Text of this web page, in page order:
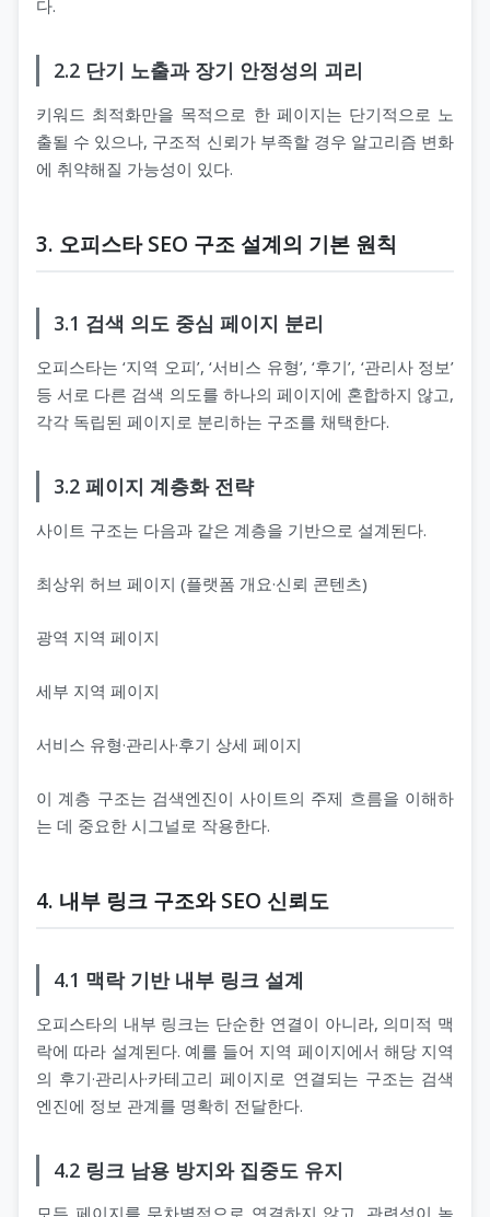
다.
2.2 단기 노출과 장기 안정성의 괴리
키워드 최적화만을 목적으로 한 페이지는 단기적으로 노
출될 수 있으나, 구조적 신뢰가 부족할 경우 알고리즘 변화
에 취약해질 가능성이 있다.
3. 오피스타 SEO 구조 설계의 기본 원칙
3.1 검색 의도 중심 페이지 분리
오피스타는 ‘지역 오피’, ‘서비스 유형’, ‘후기’, ‘관리사 정보’
등 서로 다른 검색 의도를 하나의 페이지에 혼합하지 않고,
각각 독립된 페이지로 분리하는 구조를 채택한다.
3.2 페이지 계층화 전략
사이트 구조는 다음과 같은 계층을 기반으로 설계된다.
최상위 허브 페이지 (플랫폼 개요·신뢰 콘텐츠)
광역 지역 페이지
세부 지역 페이지
서비스 유형·관리사·후기 상세 페이지
이 계층 구조는 검색엔진이 사이트의 주제 흐름을 이해하
는 데 중요한 시그널로 작용한다.
4. 내부 링크 구조와 SEO 신뢰도
4.1 맥락 기반 내부 링크 설계
오피스타의 내부 링크는 단순한 연결이 아니라, 의미적 맥
락에 따라 설계된다. 예를 들어 지역 페이지에서 해당 지역
의 후기·관리사·카테고리 페이지로 연결되는 구조는 검색
엔진에 정보 관계를 명확히 전달한다.
4.2 링크 남용 방지와 집중도 유지